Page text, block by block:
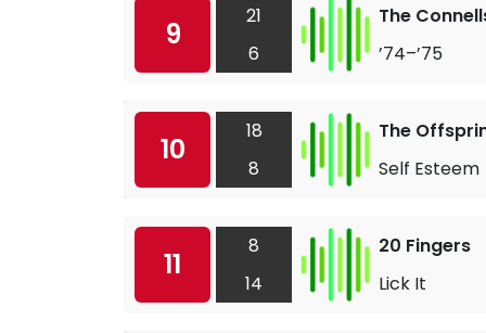
9
21
6
The
’74–’75
10
18
8
The
Self Esteem
11
8
14
20 Fingers
Lick It